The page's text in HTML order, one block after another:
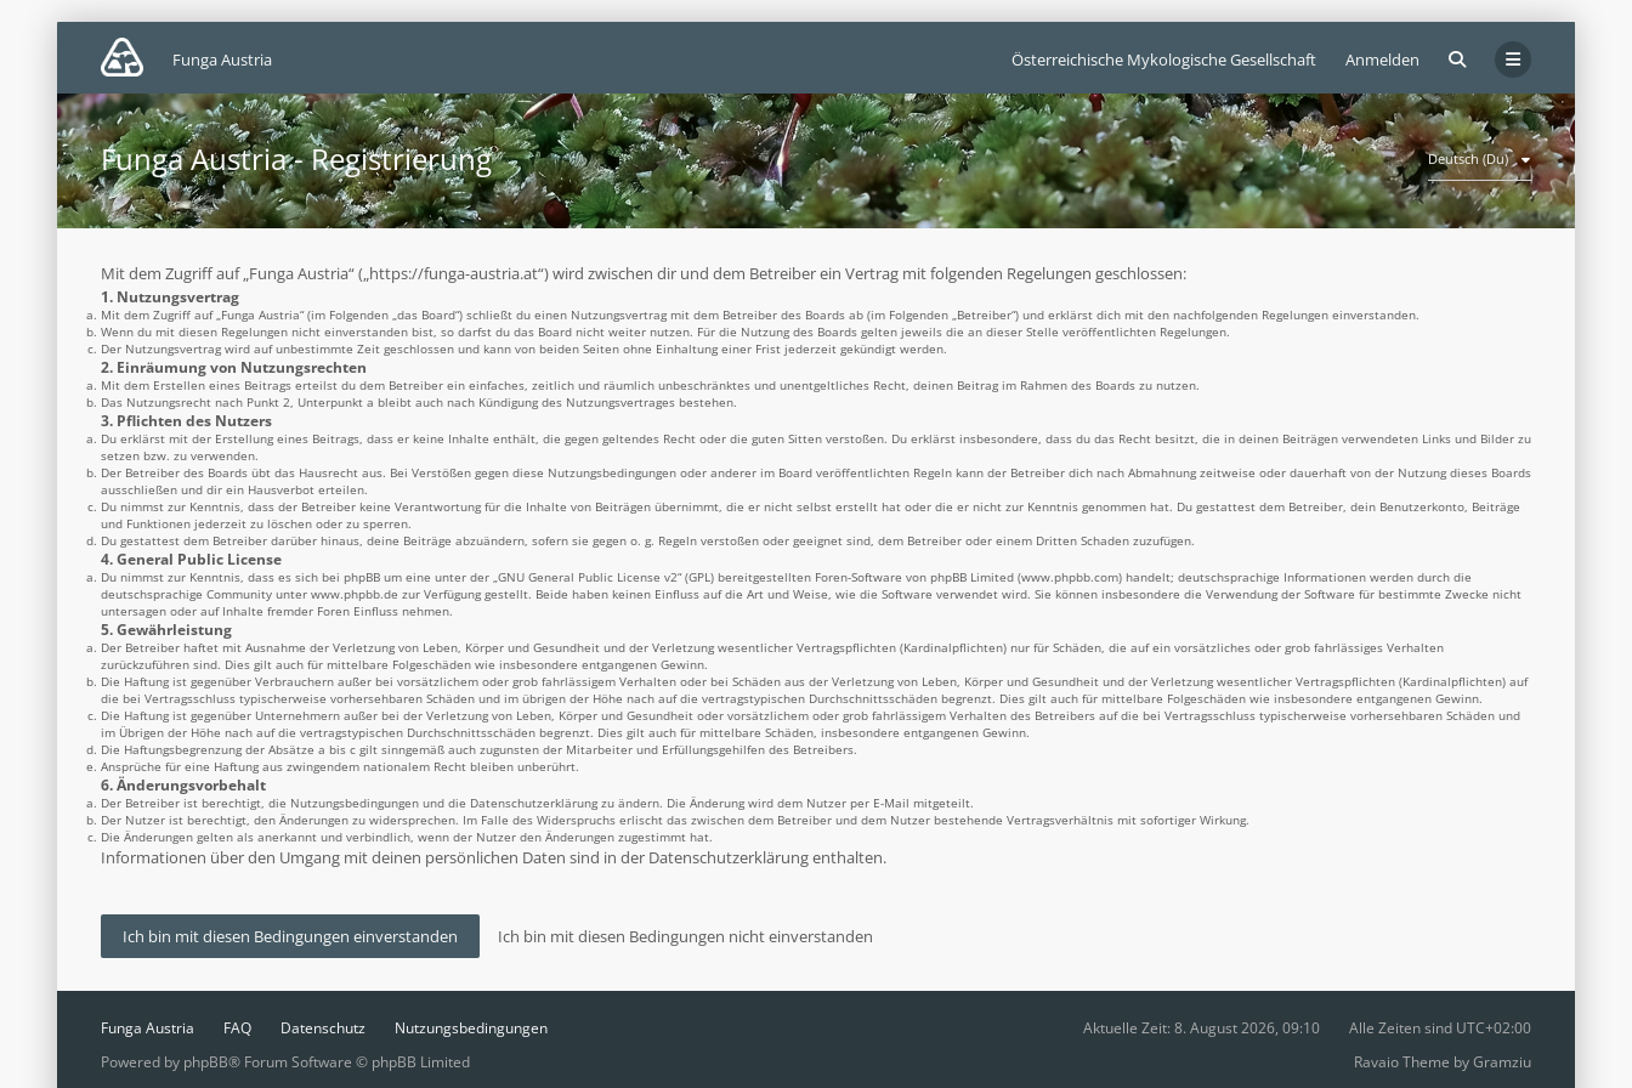
Österreichische Mykologische Gesellschaft Anmelden
Funga Austria
Funga Austria - Registrierung Deutsch (Du)
Mit dem Zugriff auf „Funga Austria“ („https://funga-austria.at“) wird zwischen dir und dem Betreiber ein Vertrag mit folgenden Regelungen geschlossen:
1. Nutzungsvertrag
Mit dem Zugriff auf „Funga Austria“ (im Folgenden „das Board“) schließt du einen Nutzungsvertrag mit dem Betreiber des Boards ab (im Folgenden „Betreiber“) und erklärst dich mit den nachfolgenden Regelungen einverstanden.
Wenn du mit diesen Regelungen nicht einverstanden bist, so darfst du das Board nicht weiter nutzen. Für die Nutzung des Boards gelten jeweils die an dieser Stelle veröffentlichten Regelungen.
Der Nutzungsvertrag wird auf unbestimmte Zeit geschlossen und kann von beiden Seiten ohne Einhaltung einer Frist jederzeit gekündigt werden.
2. Einräumung von Nutzungsrechten
Mit dem Erstellen eines Beitrags erteilst du dem Betreiber ein einfaches, zeitlich und räumlich unbeschränktes und unentgeltliches Recht, deinen Beitrag im Rahmen des Boards zu nutzen.
Das Nutzungsrecht nach Punkt 2, Unterpunkt a bleibt auch nach Kündigung des Nutzungsvertrages bestehen.
3. Pflichten des Nutzers
Du erklärst mit der Erstellung eines Beitrags, dass er keine Inhalte enthält, die gegen geltendes Recht oder die guten Sitten verstoßen. Du erklärst insbesondere, dass du das Recht besitzt, die in deinen Beiträgen verwendeten Links und Bilder zu
setzen bzw. zu verwenden.
Der Betreiber des Boards übt das Hausrecht aus. Bei Verstößen gegen diese Nutzungsbedingungen oder anderer im Board veröffentlichten Regeln kann der Betreiber dich nach Abmahnung zeitweise oder dauerhaft von der Nutzung dieses Boards
ausschließen und dir ein Hausverbot erteilen.
Du nimmst zur Kenntnis, dass der Betreiber keine Verantwortung für die Inhalte von Beiträgen übernimmt, die er nicht selbst erstellt hat oder die er nicht zur Kenntnis genommen hat. Du gestattest dem Betreiber, dein Benutzerkonto, Beiträge
und Funktionen jederzeit zu löschen oder zu sperren.
Du gestattest dem Betreiber darüber hinaus, deine Beiträge abzuändern, sofern sie gegen o. g. Regeln verstoßen oder geeignet sind, dem Betreiber oder einem Dritten Schaden zuzufügen.
4. General Public License
Du nimmst zur Kenntnis, dass es sich bei phpBB um eine unter der „GNU General Public License v2“ (GPL) bereitgestellten Foren-Software von phpBB Limited (www.phpbb.com) handelt; deutschsprachige Informationen werden durch die
deutschsprachige Community unter www.phpbb.de zur Verfügung gestellt. Beide haben keinen Einfluss auf die Art und Weise, wie die Software verwendet wird. Sie können insbesondere die Verwendung der Software für bestimmte Zwecke nicht
untersagen oder auf Inhalte fremder Foren Einfluss nehmen.
5. Gewährleistung
Der Betreiber haftet mit Ausnahme der Verletzung von Leben, Körper und Gesundheit und der Verletzung wesentlicher Vertragspflichten (Kardinalpflichten) nur für Schäden, die auf ein vorsätzliches oder grob fahrlässiges Verhalten
zurückzuführen sind. Dies gilt auch für mittelbare Folgeschäden wie insbesondere entgangenen Gewinn.
Die Haftung ist gegenüber Verbrauchern außer bei vorsätzlichem oder grob fahrlässigem Verhalten oder bei Schäden aus der Verletzung von Leben, Körper und Gesundheit und der Verletzung wesentlicher Vertragspflichten (Kardinalpflichten) auf
die bei Vertragsschluss typischerweise vorhersehbaren Schäden und im übrigen der Höhe nach auf die vertragstypischen Durchschnittsschäden begrenzt. Dies gilt auch für mittelbare Folgeschäden wie insbesondere entgangenen Gewinn.
Die Haftung ist gegenüber Unternehmern außer bei der Verletzung von Leben, Körper und Gesundheit oder vorsätzlichem oder grob fahrlässigem Verhalten des Betreibers auf die bei Vertragsschluss typischerweise vorhersehbaren Schäden und
im Übrigen der Höhe nach auf die vertragstypischen Durchschnittsschäden begrenzt. Dies gilt auch für mittelbare Schäden, insbesondere entgangenen Gewinn.
Die Haftungsbegrenzung der Absätze a bis c gilt sinngemäß auch zugunsten der Mitarbeiter und Erfüllungsgehilfen des Betreibers.
Ansprüche für eine Haftung aus zwingendem nationalem Recht bleiben unberührt.
6. Änderungsvorbehalt
Der Betreiber ist berechtigt, die Nutzungsbedingungen und die Datenschutzerklärung zu ändern. Die Änderung wird dem Nutzer per E-Mail mitgeteilt.
Der Nutzer ist berechtigt, den Änderungen zu widersprechen. Im Falle des Widerspruchs erlischt das zwischen dem Betreiber und dem Nutzer bestehende Vertragsverhältnis mit sofortiger Wirkung.
Die Änderungen gelten als anerkannt und verbindlich, wenn der Nutzer den Änderungen zugestimmt hat.
Informationen über den Umgang mit deinen persönlichen Daten sind in der Datenschutzerklärung enthalten.
Funga Austria FAQ Datenschutz Nutzungsbedingungen Alle Zeiten sind UTC+02:00
Aktuelle Zeit: 8. August 2026, 09:10
Powered by phpBB® Forum Software © phpBB Limited Ravaio Theme byGramziu